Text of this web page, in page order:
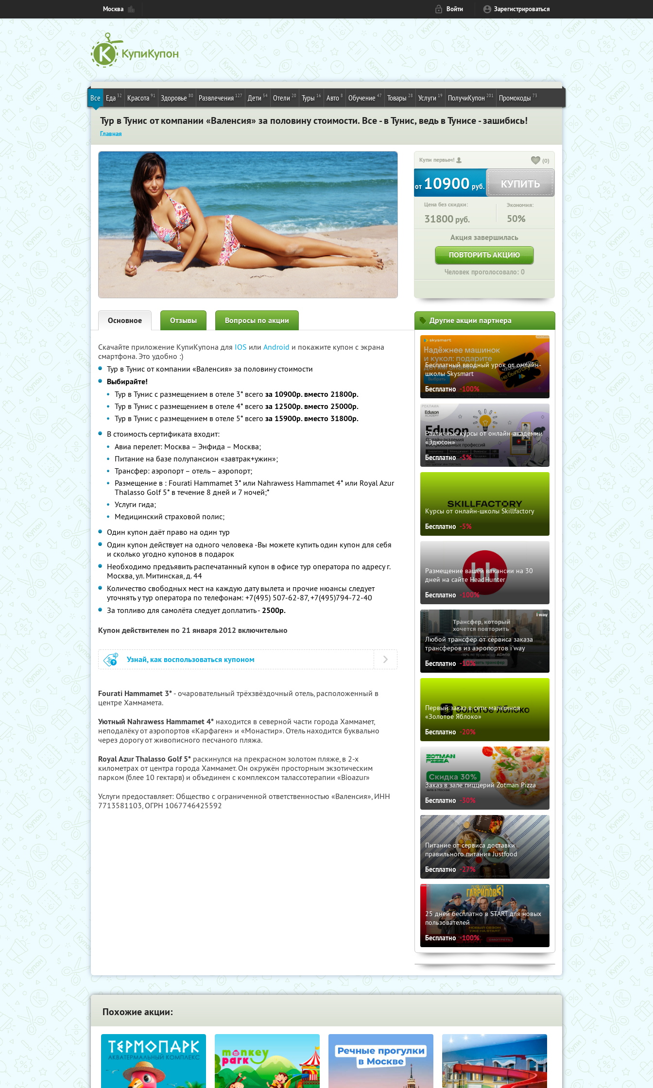
Москва Войти Зарегистрироваться
Все Еда 32 Красота 91 Здоровье 80 Развлечения 127 Дети 54 Отели 20 Туры 16 Авто 8 Обучение 47 Товары 28 Услуги 19 ПолучиКупон 201 Промокоды 73
Тур в Тунис от компании «Валенсия» за половину стоимости. Все - в Тунис, ведь в Тунисе - зашибись!
Главная
Купи первым! (0)
от10900 руб. КУПИТЬ
Цена без скидки:
31800 руб.
Экономия:
50%
Акция завершилась
ПОВТОРИТЬ АКЦИЮ
Человек проголосовало: 0
Основное Отзывы Вопросы по акции
Скачайте приложение КупиКупона для IOS или Android и покажите купон с экрана
смартфона. Это удобно :)
Тур в Тунис от компании «Валенсия» за половину стоимости
Выбирайте!
Тур в Тунис с размещением в отеле 3* всего за 10900р. вместо 21800р.
Тур в Тунис с размещением в отеле 4* всего за 12500р. вместо 25000р.
Тур в Тунис с размещением в отеле 5* всего за 15900р. вместо 31800р.
В стоимость сертификата входит:
Авиа перелет: Москва – Энфида – Москва;
Питание на базе полупансион «завтрак+ужин»;
Трансфер: аэропорт – отель – аэропорт;
Размещение в : Fourati Hammamet 3* или Nahrawess Hammamet 4* или Royal Azur
Thalasso Golf 5* в течение 8 дней и 7 ночей;*
Услуги гида;
Медицинский страховой полис;
Один купон даёт право на один тур
Один купон действует на одного человека -Вы можете купить один купон для себя
и сколько угодно купонов в подарок
Необходимо предъявить распечатанный купон в офисе тур оператора по адресу г.
Москва, ул. Митинская, д. 44
Количество свободных мест на каждую дату вылета и прочие нюансы следует
уточнять у тур оператора по телефонам: +7(495) 507-62-87, +7(495)794-72-40
За топливо для самолёта следует доплатить - 2500р.
Купон действителен по 21 января 2012 включительно
Узнай, как воспользоваться купоном
Fourati Hammamet 3* - очаровательный трёхзвёздочный отель, расположенный в
центре Хаммамета.
Уютный Nahrawess Hammamet 4* находится в северной части города Хаммамет,
неподалёку от аэропортов «Карфаген» и «Монастир». Отель находится буквально
через дорогу от живописного песчаного пляжа.
Royal Azur Thalasso Golf 5* раскинулся на прекрасном золотом пляже, в 2-х
километрах от центра города Хаммамет. Он окружён просторным экзотическим
парком (блее 10 гектарв) и объединен с комплексом талассотерапии «Bioazur»
Услуги предоставляет: Общество с ограниченной ответственностью «Валенсия», ИНН
7713581103, ОГРН 1067746425592
Другие акции партнера
Бесплатный вводный урок от онлайн-
школы Skysmart
Бесплатно -100%
Различные курсы от онлайн-академии
«Эдюсон»
Бесплатно -5%
Курсы от онлайн-школы Skillfactory
Бесплатно -5%
Размещение вашей вакансии на 30
дней на сайте HeadHunter
Бесплатно -100%
Любой трансфер от сервиса заказа
трансферов из аэропортов i'way
Бесплатно -10%
Первый заказ в сети магазинов
«Золотое Яблоко»
Бесплатно -20%
Заказ в зале пиццерий Zotman Pizza
Бесплатно -30%
Питание от сервиса доставки
правильного питания Justfood
Бесплатно -27%
25 дней бесплатно в START для новых
пользователей
Бесплатно -100%
Похожие акции: